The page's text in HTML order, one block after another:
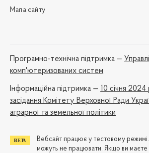
Мапа сайту
Програмно-технічна підтримка —
комп'ютеризованих систем
Iнформаційна підтримка — 10 січня
засідання Комітету Верховної Ради
аграрної та земельної політики
Вебсайт працює у тестовому
можуть не працювати. Якщо ви маєте